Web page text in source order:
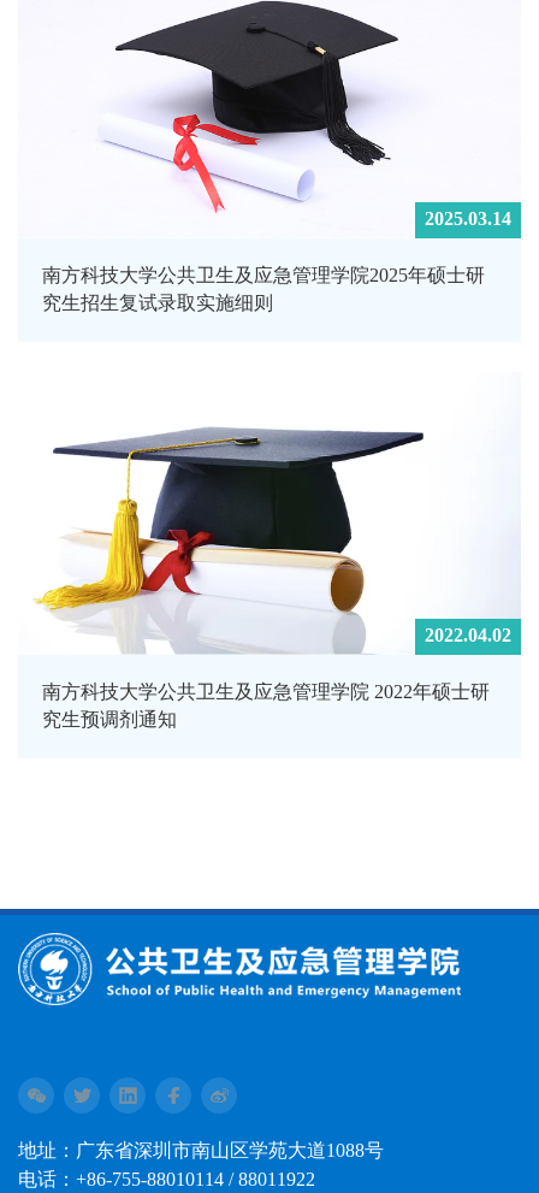
2025.03.14
南方科技大学公共卫生及应急管理学院2025年硕士研
究生招生复试录取实施细则
2022.04.02
南方科技大学公共卫生及应急管理学院 2022年硕士研
究生预调剂通知
地址：广东省深圳市南山区学苑大道1088号
电话：+86-755-88010114 / 88011922